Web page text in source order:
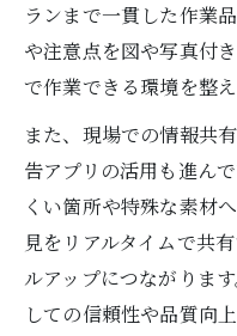
ランまで一貫した作業
や注意点を図や写真付
で作業できる環境を整え
また、現場での情報共
告アプリの活用も進ん
くい箇所や特殊な素材
見をリアルタイムで共
ルアップにつながりま
しての信頼性や品質向